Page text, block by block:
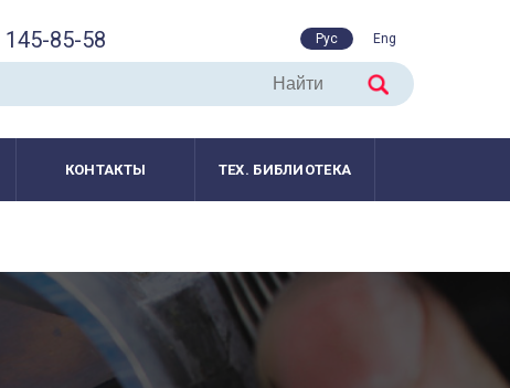
145-85-58 Рус Eng
КОНТАКТЫ ТЕХ. БИБЛИОТЕКА